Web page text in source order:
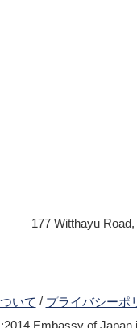
177 Witthayu
いて / プライバシーポ